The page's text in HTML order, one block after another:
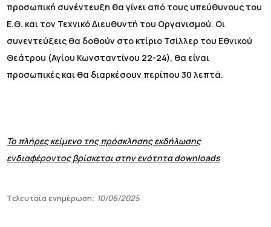
προσωπική συνέντευξη θα γίνει από τους υπεύθυνους του
Ε.Θ. και τον Τεχνικό Διευθυντή του Οργανισμού. Οι
συνεντεύξεις θα δοθούν στο κτίριο Τσίλλερ του Εθνικού
Θεάτρου (Αγίου Κωνσταντίνου 22-24), θα είναι
προσωπικές και θα διαρκέσουν περίπου 30 λεπτά.
Το πλήρες κείμενο της πρόσκλησης εκδήλωσης
ενδιαφέροντος βρίσκεται στην ενότητα downloads
Τελευταία ενημέρωση: 10/06/2025